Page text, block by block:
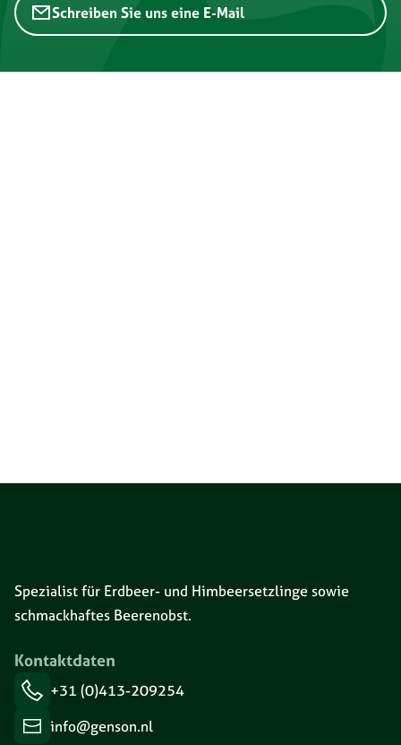
Schreiben Sie uns eine E-Mail
Spezialist für Erdbeer- und Himbeersetzlinge sowie
schmackhaftes Beerenobst.
Kontaktdaten
+31 (0)413-209254
info@genson.nl